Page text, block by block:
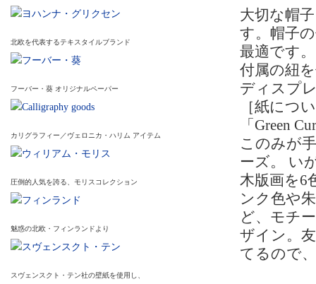
北欧を代表するテキスタイルブランド
フーバー・葵 オリジナルペーパー
カリグラフィー／ヴェロニカ・ハリム アイテム
圧倒的人気を誇る、モリスコレクション
魅惑の北欧・フィンランドより
スヴェンスクト・テン社の壁紙を使用し、
大切な帽
す。帽子
最適です
付属の紐
ディスプ
［紙につ
「Green
このみが
ーズ。 い
木版画を6
ンク色や
ど、モチ
ザイン。
てるので